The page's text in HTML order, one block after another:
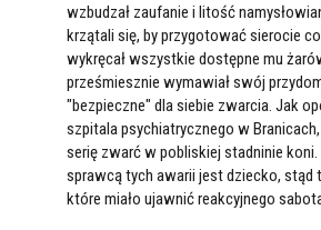
wzbudzał zaufanie i litość
krzątali się, by przygotować sierocie
wykręcał wszystkie dostępne mu
prześmiesznie wymawiał swój
"bezpieczne" dla siebie zwarcia. Jak
szpitala psychiatrycznego w
serię zwarć w pobliskiej stadninie
sprawcą tych awarii jest dziecko,
które miało ujawnić reakcyjnego